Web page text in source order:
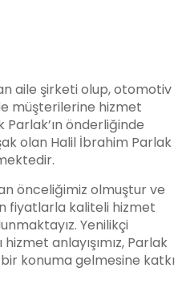
aile şirketi olup, otomotiv
müşterilerine hizmet
önderliğinde
olan Halil İbrahim Parlak
önceliğimiz olmuştur ve
fiyatlarla kaliteli hizmet
Yenilikçi
anlayışımız, Parlak
konuma gelmesine katkı